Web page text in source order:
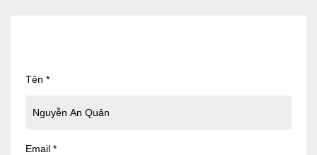
Tên *
Email *